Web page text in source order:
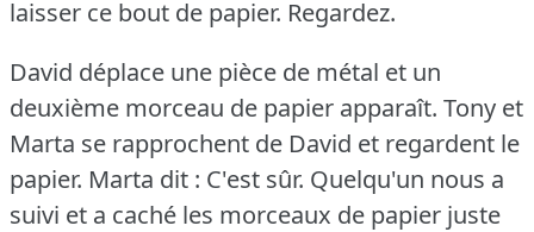
laisser ce bout de papier. Regardez.
David déplace une pièce de métal et un
deuxième morceau de papier apparaît. Tony et
Marta se rapprochent de David et regardent le
papier. Marta dit : C'est sûr. Quelqu'un nous a
suivi et a caché les morceaux de papier juste